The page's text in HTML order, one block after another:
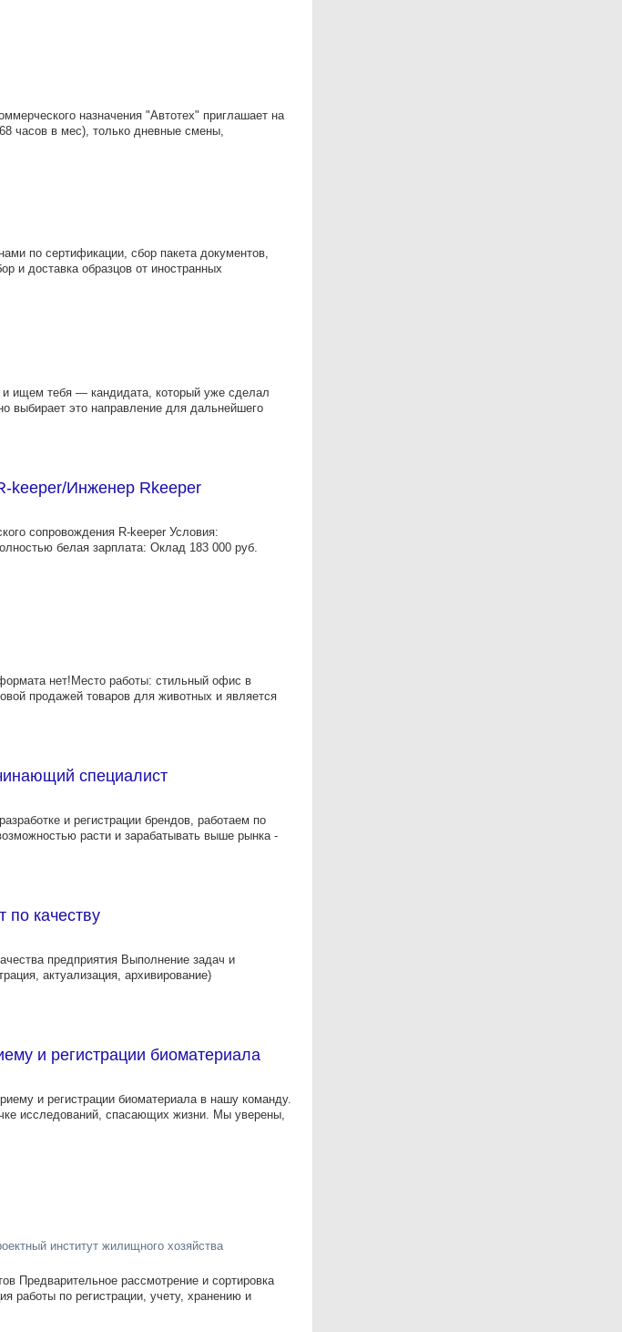
назначения "Автотех" приглашает на
часов в мес), только дневные смены,
по сертификации, сбор пакета документов,
и доставка образцов от иностранных
ищем тебя — кандидата, который уже сделал
выбирает это направление для дальнейшего
keeper/Инженер Rkeeper
сопровождения R-keeper Условия:
белая зарплата: Оклад 183 000 руб.
нет!Место работы: стильный офис в
продажей товаров для животных и является
специалист
и регистрации брендов, работаем по
расти и зарабатывать выше рынка -
по качеству
предприятия Выполнение задач и
актуализация, архивирование)
и регистрации биоматериала
и регистрации биоматериала в нашу команду.
исследований, спасающих жизни. Мы уверены,
институт жилищного хозяйства
Предварительное рассмотрение и сортировка
работы по регистрации, учету, хранению и